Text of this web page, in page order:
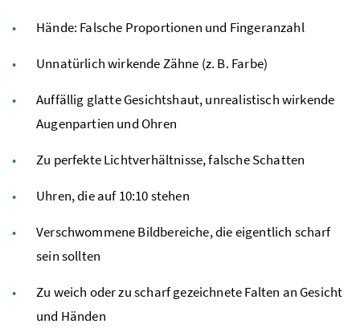
Hände: Falsche Proportionen und Fingeranzahl
Unnatürlich wirkende Zähne (z. B. Farbe)
Auffällig glatte Gesichtshaut, unrealistisch wirkende
Augenpartien und Ohren
Zu perfekte Lichtverhältnisse, falsche Schatten
Uhren, die auf 10:10 stehen
Verschwommene Bildbereiche, die eigentlich scharf
sein sollten
Zu weich oder zu scharf gezeichnete Falten an Gesicht
und Händen